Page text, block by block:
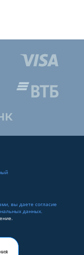
вы даете согласие
данных.